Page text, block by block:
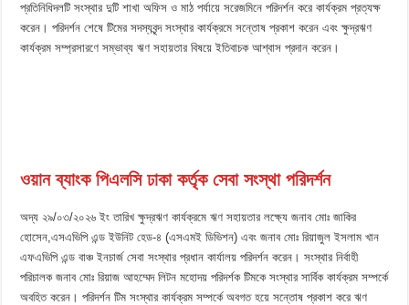
প্রতিনিধিদলটি সংস্থার দুটি শাখা অফিস ও মাঠ পর্যায়ে সরেজমিনে পরিদর্শন করে কার্যক্রম প্রত্যক্ষ
করেন। পরিদর্শন শেষে টিমের সদস্যবৃন্দ সংস্থার কার্যক্রমে সন্তোষ প্রকাশ করেন এবং ক্ষুদ্রঋণ
কার্যক্রম সম্প্রসারণে সম্ভাব্য ঋণ সহায়তার বিষয়ে ইতিবাচক আশ্বাস প্রদান করেন।
ওয়ানব্যাংক পিএলসি ঢাকা কর্তৃক সেবা সংস্থা পরিদর্শন
অদ্য ২৯/০৩/২০২৬ ইং তারিখ ক্ষুদ্রঋণ কার্যক্রমে ঋণ সহায়তার লক্ষ্যে জনাব মোঃ জাকির
হোসেন,এসএভিপি এন্ড ইউনিট হেড-৪ (এসএমই ডিভিশন) এবং জনাব মোঃ রিয়াজুল ইসলাম খান
এফএভিপি এন্ড বাঞ্চ ইনচার্জ সেবা সংস্থার প্রধান কার্যালয় পরিদর্শন করেন। সংস্থার নির্বাহী
পরিচালক জনাব মোঃ রিয়াজ আহম্মেদ লিটন মহোদয় পরিদর্শক টিমকে সংস্থার সার্বিক কার্যক্রম সম্পর্কে
অবহিত করেন। পরিদর্শন টিম সংস্থার কার্যক্রম সম্পর্কে অবগত হয়ে সন্তোষ প্রকাশ করে ঋণ